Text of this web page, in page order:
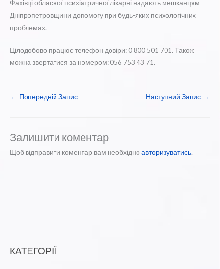
Фахівці обласної психіатричної лікарні надають мешканцям
Дніпропетровщини допомогу при будь-яких психологічних
проблемах.
Цілодобово працює телефон довіри: 0 800 501 701. Також
можна звертатися за номером: 056 753 43 71.
← Попередній Запис Наступний Запис →
Залишити коментар
Щоб відправити коментар вам необхідно авторизуватись.
КАТЕГОРІЇ